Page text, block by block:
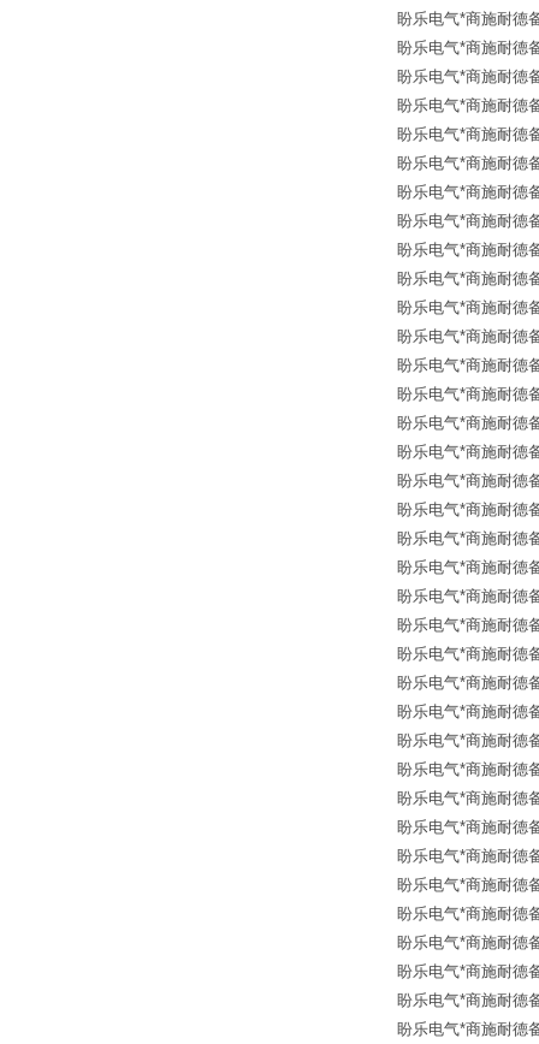
盼乐电气*商施耐德
盼乐电气*商施耐德
盼乐电气*商施耐德
盼乐电气*商施耐德
盼乐电气*商施耐德
盼乐电气*商施耐德
盼乐电气*商施耐德
盼乐电气*商施耐德
盼乐电气*商施耐德
盼乐电气*商施耐德
盼乐电气*商施耐德
盼乐电气*商施耐德
盼乐电气*商施耐德
盼乐电气*商施耐德
盼乐电气*商施耐德
盼乐电气*商施耐德
盼乐电气*商施耐德
盼乐电气*商施耐德
盼乐电气*商施耐德
盼乐电气*商施耐德
盼乐电气*商施耐德
盼乐电气*商施耐德
盼乐电气*商施耐德
盼乐电气*商施耐德
盼乐电气*商施耐德
盼乐电气*商施耐德
盼乐电气*商施耐德
盼乐电气*商施耐德
盼乐电气*商施耐德
盼乐电气*商施耐德
盼乐电气*商施耐德
盼乐电气*商施耐德
盼乐电气*商施耐德
盼乐电气*商施耐德
盼乐电气*商施耐德
盼乐电气*商施耐德